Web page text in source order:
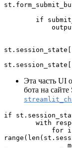
if
Эта часть UI
бота на
if